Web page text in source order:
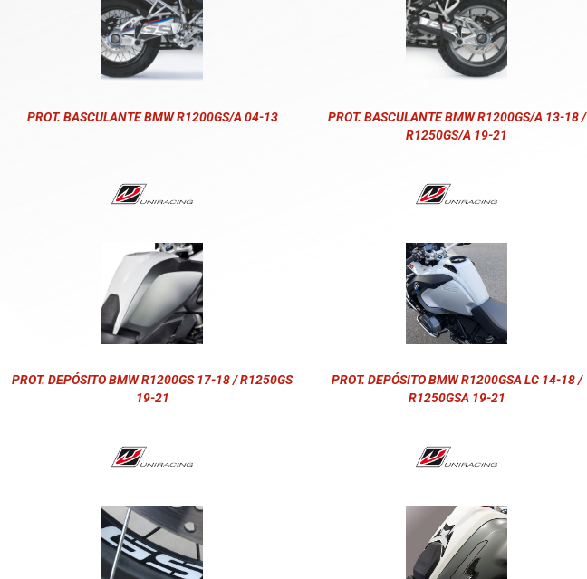
PROT. BASCULANTE BMW R1200GS/A 04-13
PROT. BASCULANTE BMW R1200GS/A 13-18 /
R1250GS/A 19-21
PROT. DEPÓSITO BMW R1200GS 17-18 / R1250GS
19-21
PROT. DEPÓSITO BMW R1200GSA LC 14-18 /
R1250GSA 19-21